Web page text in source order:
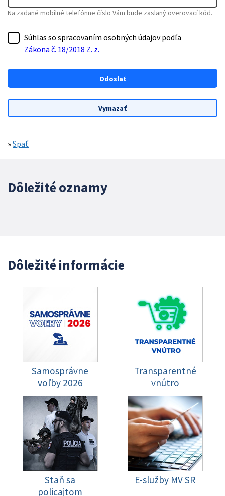
Na zadané mobilné telefónne číslo Vám bude zaslaný overovací kód.
Súhlas so spracovaním osobných údajov podľa
Zákona č. 18/2018 Z. z.
»Späť
Dôležité oznamy
Dôležité informácie
Samosprávne
voľby 2026
Transparentné
vnútro
Staň sa
policajtom
E-služby MV SR